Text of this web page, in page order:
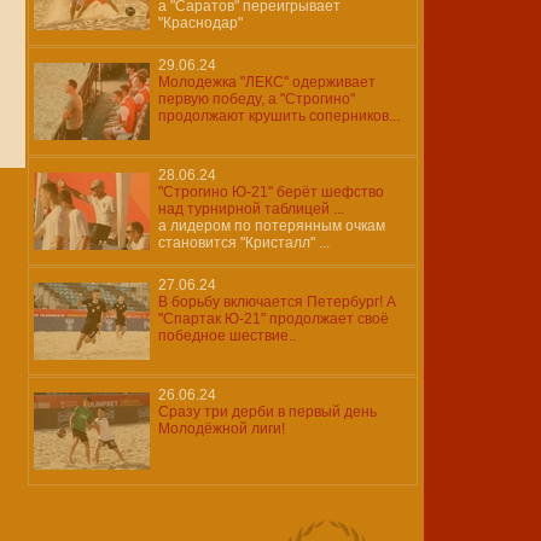
а "Саратов" переигрывает
"Краснодар"
29.06.24
Молодежка "ЛЕКС" одерживает
первую победу, а "Строгино"
продолжают крушить соперников...
28.06.24
"Строгино Ю-21" берёт шефство
над турнирной таблицей ...
а лидером по потерянным очкам
становится "Кристалл" ...
27.06.24
В борьбу включается Петербург! А
"Спартак Ю-21" продолжает своё
победное шествие..
26.06.24
Сразу три дерби в первый день
Молодёжной лиги!